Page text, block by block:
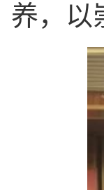
养，以